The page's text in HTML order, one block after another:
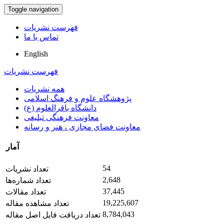
Toggle navigation
فهرست نشریات
تماس با ما
English
فهرست نشریات
همه نشریات
پژوهشگاه علوم و فرهنگ اسلامی
دانشگاه باقرالعلوم (ع)
معاونت فرهنگی تبلیغی
معاونت فضای مجازی ، هنر و رسانه
آمار
تعداد نشریات
54
تعداد شماره‌ها
2,648
تعداد مقالات
37,445
تعداد مشاهده مقاله
19,225,607
تعداد دریافت فایل اصل مقاله 8,784,043